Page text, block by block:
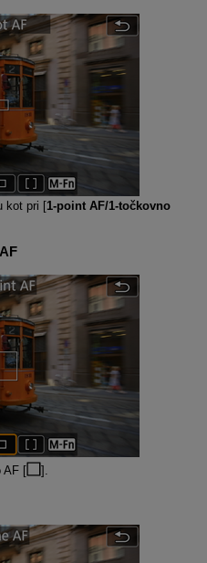
kot pri [1-point AF/1-točkovno
AF [ ].